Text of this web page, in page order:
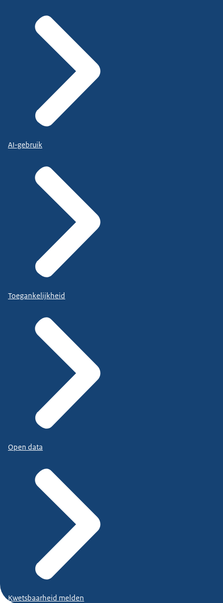
AI-gebruik
Toegankelijkheid
Open data
Kwetsbaarheid melden